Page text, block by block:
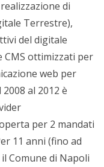
di
Terrestre),
del digitale
CMS ottimizzati per
web per
al 2012 è
per 2 mandati
11 anni (fino ad
Comune di Napoli